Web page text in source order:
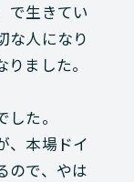
で生きてい
な人になり
ました。
た。
、本場ドイ
ので、やは